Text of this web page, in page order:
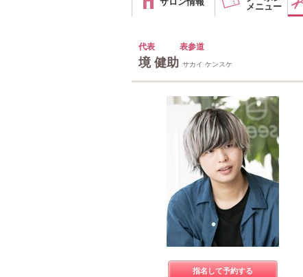
メニュー
代表 表参道
境 健助 サカイ ケンスケ
指名して予約する